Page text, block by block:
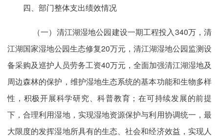
四、部门整体支出绩效情况
（一）清江湖湿地公园建设一期工程投入340万，清
江湖国家湿地公园生态修复20万元，清江湖湿地公园监测设
备采购及巡护人员劳务工资40万元，全面加强清江湖湿地及
周边森林的保护，维护湿地生态系统的基本功能和生物多样
性，积极开展科学研究、科普教育；在可持续发展的前提
下，合理利用湿地，实现湿地资源保护与利用协调统一，最
大限度的发挥湿地所具有的生态、社会和经济效益，实现人